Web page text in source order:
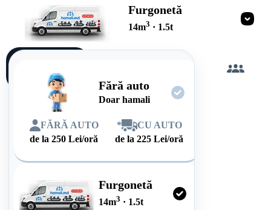
Furgonetă
14m3 · 1.5t
Fără auto
Doar hamali
FĂRĂ AUTO
de la250 Lei/oră
*
CU AUTO
de la225 Lei/oră
Furgonetă
14m3 · 1.5t
singur